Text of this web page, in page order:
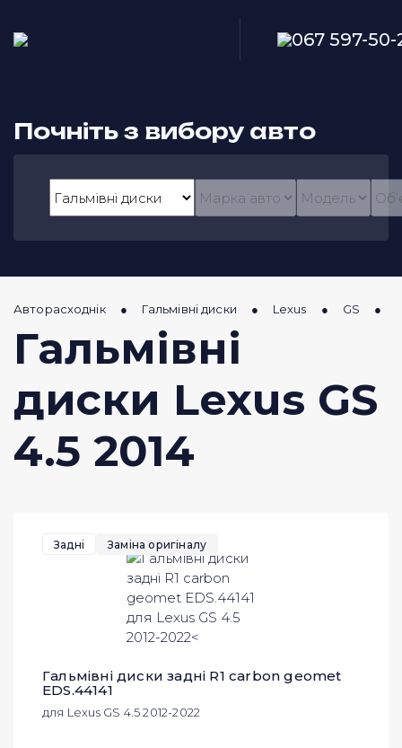
067 597-50-
Почніть з вибору авто
Авторасходнік Гальмівні диски Lexus GS
Гальмівні
диски Lexus GS
4.5 2014
Задні Заміна оригіналу
Гальмівні диски задні R1 carbon geomet
EDS.44141
для Lexus GS 4.5 2012-2022